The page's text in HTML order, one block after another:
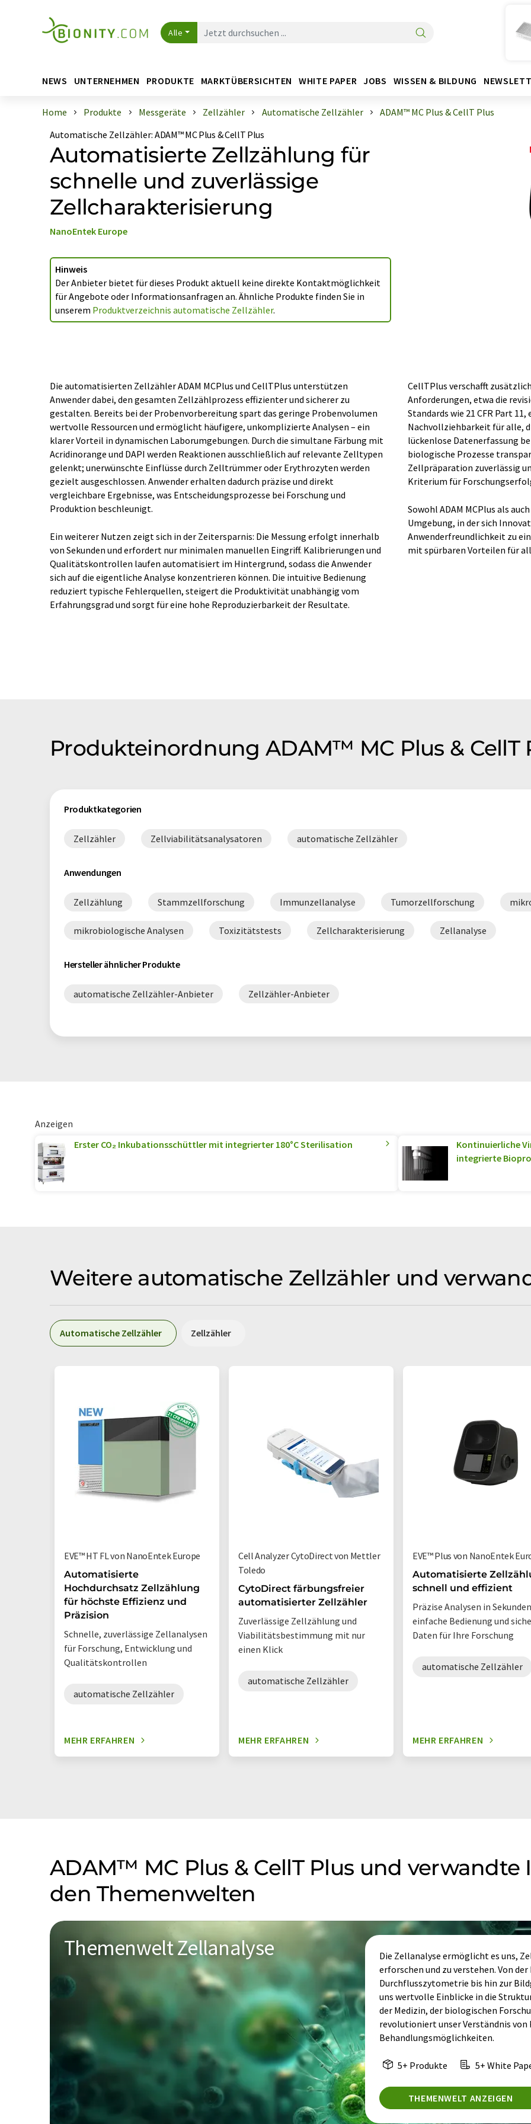
Alle
NEWS UNTERNEHMEN PRODUKTE MARKTÜBERSICHTEN WHITE PAPER JOBS WISSEN & BILDUNG
Home Produkte Messgeräte Zellzähler Automatische Zellzähler
ADAM™ MC Plus & CellT Plus
Automatische Zellzähler: ADAM™ MC Plus & CellT Plus
Automatisierte Zellzählung für
schnelle und zuverlässige
Zellcharakterisierung
NanoEntek Europe
Hinweis
Der Anbieter bietet für dieses Produkt aktuell keine direkte Kontaktmöglichkeit
für Angebote oder Informationsanfragen an. Ähnliche Produkte finden Sie in
unserem Produktverzeichnis automatische Zellzähler.
Die automatisierten Zellzähler ADAM MCPlus und CellTPlus unterstützen
Anwender dabei, den gesamten Zellzählprozess effizienter und sicherer zu
gestalten. Bereits bei der Probenvorbereitung spart das geringe Probenvolumen
wertvolle Ressourcen und ermöglicht häufigere, unkomplizierte Analysen – ein
klarer Vorteil in dynamischen Laborumgebungen. Durch die simultane Färbung mit
Acridinorange und DAPI werden Reaktionen ausschließlich auf relevante Zelltypen
gelenkt; unerwünschte Einflüsse durch Zelltrümmer oder Erythrozyten werden
gezielt ausgeschlossen. Anwender erhalten dadurch präzise und direkt
vergleichbare Ergebnisse, was Entscheidungsprozesse bei Forschung und
Produktion beschleunigt.
Ein weiterer Nutzen zeigt sich in der Zeitersparnis: Die Messung erfolgt innerhalb
von Sekunden und erfordert nur minimalen manuellen Eingriff. Kalibrierungen und
Qualitätskontrollen laufen automatisiert im Hintergrund, sodass die Anwender
sich auf die eigentliche Analyse konzentrieren können. Die intuitive Bedienung
reduziert typische Fehlerquellen, steigert die Produktivität unabhängig vom
Erfahrungsgrad und sorgt für eine hohe Reproduzierbarkeit der Resultate.
CellTPlus verschafft
Anforderungen, etwa die
Standards wie 21 CFR Part
Nachvollziehbarkeit für alle,
lückenlose Datenerfassung
biologische Prozesse
Zellpräparation zuverlässig
Kriterium für
Sowohl ADAM MCPlus als
Umgebung, in der sich
Anwenderfreundlichkeit zu
mit spürbaren Vorteilen für
Produkteinordnung ADAM™ MC Plus & CellT
Produktkategorien
Zellzähler Zellviabilitätsanalysatoren automatische Zellzähler
Anwendungen
Zellzählung Stammzellforschung Immunzellanalyse Tumorzellforschung
mikrobiologische Analysen Toxizitätstests Zellcharakterisierung Zellanalyse
Hersteller ähnlicher Produkte
automatische Zellzähler-Anbieter Zellzähler-Anbieter
Anzeigen
Erster CO₂ Inkubationsschüttler mit integrierter 180°C Sterilisation
Kontinuierliche
integrierte
Weitere automatische Zellzähler und
Automatische Zellzähler Zellzähler
EVE™ HT FL von NanoEntek Europe
Automatisierte
Hochdurchsatz Zellzählung
für höchste Effizienz und
Präzision
Schnelle, zuverlässige Zellanalysen
für Forschung, Entwicklung und
Qualitätskontrollen
automatische Zellzähler
MEHR ERFAHREN
Cell Analyzer CytoDirect von Mettler
Toledo
CytoDirect färbungsfreier
automatisierter Zellzähler
Zuverlässige Zellzählung und
Viabilitätsbestimmung mit nur
einen Klick
automatische Zellzähler
MEHR ERFAHREN
EVE™ Plus von NanoEntek
Automatisierte
schnell und effizient
Präzise Analysen in
einfache Bedienung und
Daten für Ihre Forschung
automatische Zellzähler
MEHR ERFAHREN
ADAM™ MC Plus & CellT Plus und verwandte
den Themenwelten
Themenwelt Zellanalyse
Die Zellanalyse ermöglicht es uns,
erforschen und zu verstehen. Von
Durchflusszytometrie bis hin zur
uns wertvolle Einblicke in die
der Medizin, der biologischen
revolutioniert unser Verständnis
Behandlungsmöglichkeiten.
5+ Produkte 5+ White
THEMENWELT ANZEIGEN